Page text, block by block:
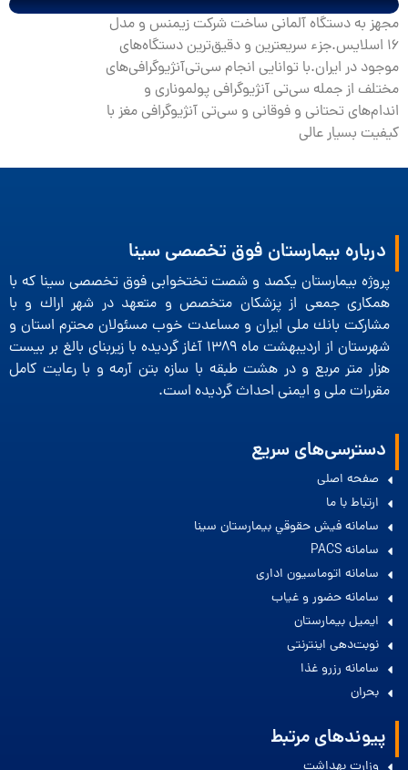
مجهز به دستگاه آلمانی ساخت شرکت زیمنس و مدل
16 اسلایس.جزء سریعترین و دقیق‌ترین دستگاه‌های
موجود در ایران.با توانایی انجام سی‌تی‌آنژیوگرافی‌های
مختلف از جمله سی‌تی آنژیوگرافی پولموناری و
اندام‌های تحتانی و فوقانی و سی‌تی آنژیوگرافی مغز با
کیفیت بسیار عالی
درباره بیمارستان فوق تخصصی سینا
پروژه بیمارستان یكصد و شصت تختخوابی فوق تخصصی سینا كه با
همكاری جمعی از پزشكان متخصص و متعهد در شهر اراك و با
مشاركت بانك ملی ایران و مساعدت خوب مسئولان محترم استان و
شهرستان از اردیبهشت ماه 1389 آغاز گردیده با زیربنای بالغ بر بیست
هزار متر مربع و در هشت طبقه با سازه بتن آرمه و با رعایت كامل
مقررات ملی و ایمنی احداث گردیده است.
دسترسی‌های سریع
صفحه اصلی
ارتباط با ما
سامانه فيش حقوقي بيمارستان سينا
سامانه PACS
سامانه اتوماسیون اداری
سامانه حضور و غیاب
ایمیل بیمارستان
نوبت‌دهی اینترنتی
سامانه رزرو غذا
بحران
پیوندهای مرتبط